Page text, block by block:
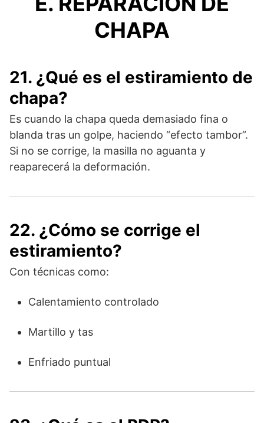
CHAPA
21. ¿Qué es el estiramiento de
chapa?
Es cuando la chapa queda demasiado fina o
blanda tras un golpe, haciendo “efecto tambor”.
Si no se corrige, la masilla no aguanta y
reaparecerá la deformación.
22. ¿Cómo se corrige el
estiramiento?
Con técnicas como:
Calentamiento controlado
Martillo y tas
Enfriado puntual